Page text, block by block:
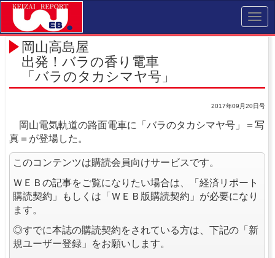
岡山高島屋
出発！バラの香り電車
「バラのタカシマヤ号」
2017年09月20日号
岡山電気軌道の路面電車に「バラのタカシマヤ号」＝写
真＝が登場した。
このコンテンツは購読会員向けサービスです。
ＷＥＢの記事をご覧になりたい場合は、「経済リポート
購読契約」もしくは「ＷＥＢ版購読契約」が必要になり
ます。
◎すでに本誌の購読契約をされている方は、下記の「新
規ユーザー登録」をお願いします。